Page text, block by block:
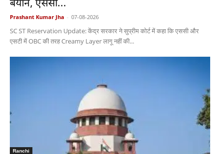
बयान, एससी...
Prashant Kumar Jha - 07-08-2026
SC ST Reservation Update: केंद्र सरकार ने सुप्रीम कोर्ट में कहा कि एससी और
एसटी में OBC की तरह Creamy Layer लागू नहीं की...
Ranchi